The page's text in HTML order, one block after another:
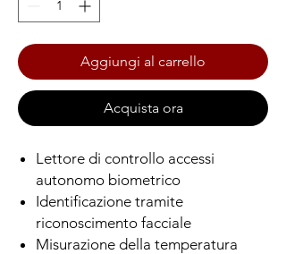
Aggiungi al carrello
Acquista ora
Lettore di controllo accessi
autonomo biometrico
Identificazione tramite
riconoscimento facciale
Misurazione della temperatura